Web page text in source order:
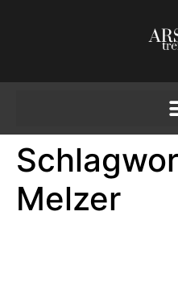
Melzer